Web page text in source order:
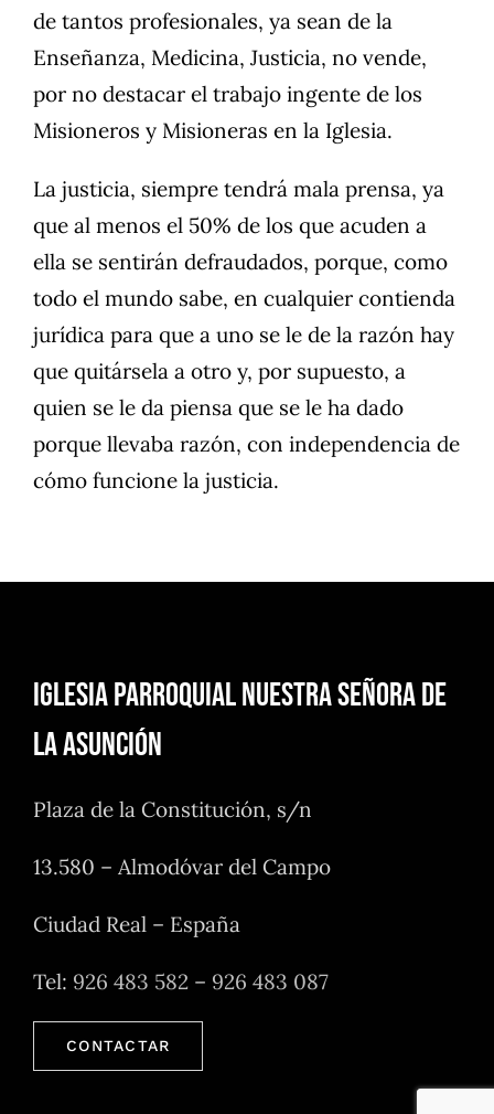
de tantos profesionales, ya sean de la
Enseñanza, Medicina, Justicia, no vende,
por no destacar el trabajo ingente de los
Misioneros y Misioneras en la Iglesia.
La justicia, siempre tendrá mala prensa, ya
que al menos el 50% de los que acuden a
ella se sentirán defraudados, porque, como
todo el mundo sabe, en cualquier contienda
jurídica para que a uno se le de la razón hay
que quitársela a otro y, por supuesto, a
quien se le da piensa que se le ha dado
porque llevaba razón, con independencia de
cómo funcione la justicia.
Iglesia Parroquial Nuestra Señora de
la Asunción
Plaza de la Constitución, s/n
13.580 – Almodóvar del Campo
Ciudad Real – España
Tel: 926 483 582 – 926 483 087
CONTACTAR